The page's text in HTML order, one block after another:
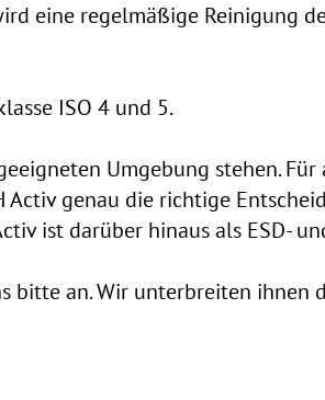
eine regelmäßige Reinigung
ISO 4 und 5.
Umgebung stehen.
genau die richtige
ist darüber hinaus als ESD-
an. Wir unterbreiten ihnen